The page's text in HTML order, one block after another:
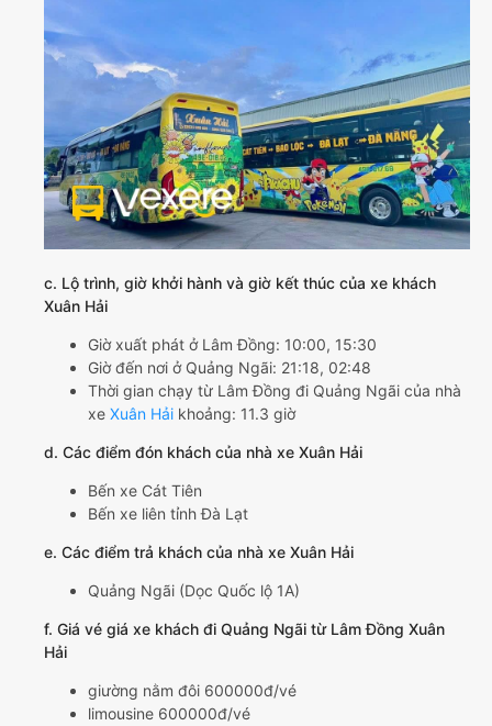
c. Lộ trình, giờ khởi hành và giờ kết thúc của xe khách
Xuân Hải
Giờ xuất phát ở Lâm Đồng: 10:00, 15:30
Giờ đến nơi ở Quảng Ngãi: 21:18, 02:48
Thời gian chạy từ Lâm Đồng đi Quảng Ngãi của nhà
xe Xuân Hải khoảng: 11.3 giờ
d. Các điểm đón khách của nhà xe Xuân Hải
Bến xe Cát Tiên
Bến xe liên tỉnh Đà Lạt
e. Các điểm trả khách của nhà xe Xuân Hải
Quảng Ngãi (Dọc Quốc lộ 1A)
f. Giá vé giá xe khách đi Quảng Ngãi từ Lâm Đồng Xuân
Hải
giường nằm đôi 600000đ/vé
limousine 600000đ/vé